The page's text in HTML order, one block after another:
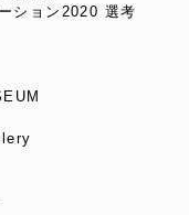
ション2020 選考